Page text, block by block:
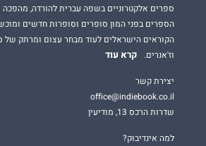
ספרים אלקטרוניים בשפה עברית להורדה,
הספרים בפני המון סופרים וסופרות חדשים
הקוראים הישראלים לעוד מבחר עצום ומרתק של
וז'אנרים.
קרא עוד
יצירת קשר
office@indiebook.co.il
שדרות הרכס 13, מודיעין
למה אינדיבוק?